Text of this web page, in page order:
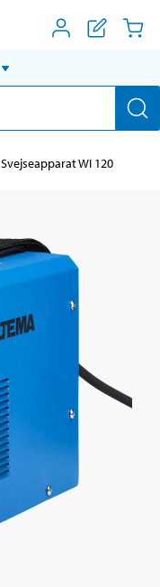
Svejseapparat WI 120